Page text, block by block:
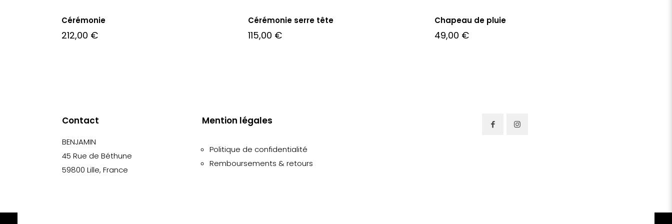
Cérémonie
212,00 €
Cérémonie serre tête
115,00 €
Chapeau de pluie
49,00 €
Contact
BENJAMIN
45 Rue de Béthune
59800 Lille, France
Mention légales
Politique de confidentialité
Remboursements & retours